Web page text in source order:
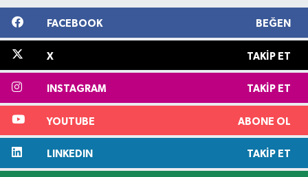
FACEBOOK BEĞEN
X TAKIP ET
INSTAGRAM TAKIP ET
YOUTUBE ABONE OL
LINKEDIN TAKIP ET